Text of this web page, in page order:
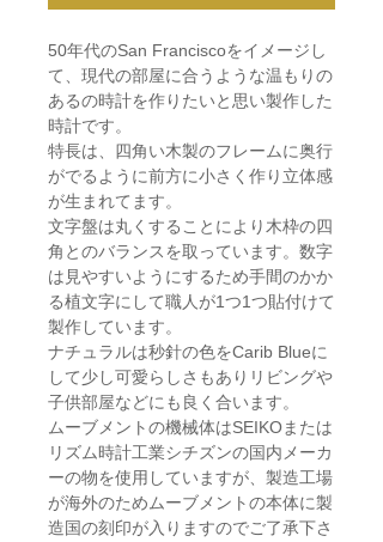
50年代のSan Franciscoをイメージし
て、現代の部屋に合うような温もりの
あるの時計を作りたいと思い製作した
時計です。
特長は、四角い木製のフレームに奥行
がでるように前方に小さく作り立体感
が生まれてます。
文字盤は丸くすることにより木枠の四
角とのバランスを取っています。数字
は見やすいようにするため手間のかか
る植文字にして職人が1つ1つ貼付けて
製作しています。
ナチュラルは秒針の色をCarib Blueに
して少し可愛らしさもありリビングや
子供部屋などにも良く合います。
ムーブメントの機械体はSEIKOまたは
リズム時計工業シチズンの国内メーカ
ーの物を使用していますが、製造工場
が海外のためムーブメントの本体に製
造国の刻印が入りますのでご了承下さ